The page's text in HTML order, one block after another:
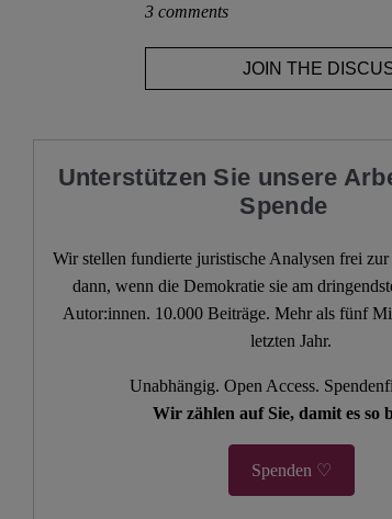
3 comments
JOIN THE
Unterstützen Sie unsere
Spende
Wir stellen fundierte juristische Analysen frei
dann, wenn die Demokratie sie am
Autor:innen. 10.000 Beiträge. Mehr als fünf
letzten Jahr.
Unabhängig. Open Access.
Wir zählen auf Sie, damit es so
Spenden ♡